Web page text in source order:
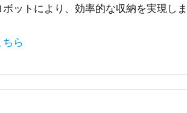
ットにより、効率的な収納を実現しま
ら